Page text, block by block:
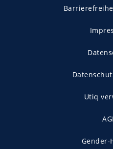
Utiq
Gender-